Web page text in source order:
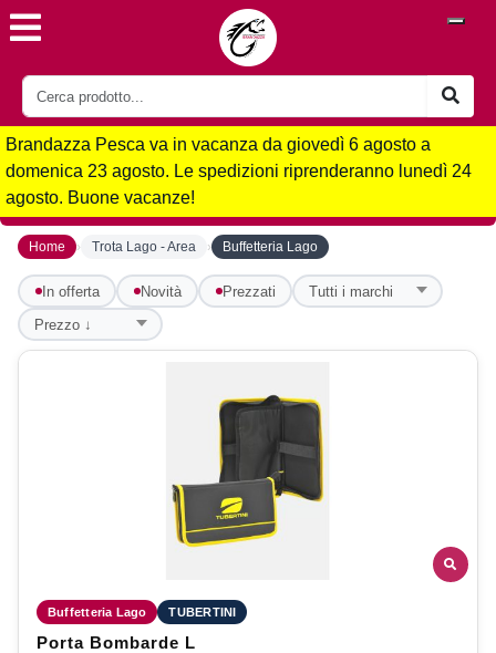
Brandazza Pesca va in vacanza da giovedì 6 agosto a
domenica 23 agosto. Le spedizioni riprenderanno lunedì 24
agosto. Buone vacanze!
Home › Trota Lago - Area › Buffetteria Lago
In offerta Novità Prezzati
Buffetteria Lago TUBERTINI
Porta Bombarde L